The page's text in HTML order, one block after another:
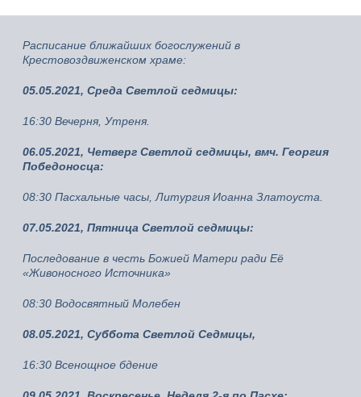
Расписание ближайших богослужений в
Крестовоздвиженском храме:
05.05.2021, Среда Светлой седмицы:
16:30 Вечерня, Утреня.
06.05.2021, Четверг Светлой седмицы, вмч. Георгия
Победоносца:
08:30 Пасхальные часы, Литургия Иоанна Златоуста.
07.05.2021, Пятница Светлой седмицы:
Последование в честь Божией Матери ради Её
«Живоносного Источника»
08:30 Водосвятный Молебен
08.05.2021, Суббота Светлой Седмицы,
16:30 Всенощное бдение